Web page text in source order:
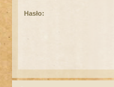
Hasło: